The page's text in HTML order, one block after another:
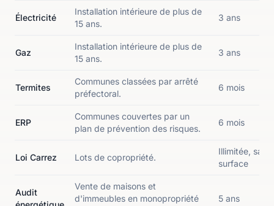
Électricité
Installation intérieure de plus de
15 ans.
3 ans
Gaz
Installation intérieure de plus de
15 ans.
3 ans
Termites
Communes classées par arrêté
préfectoral.
6 mois
ERP
Communes couvertes par un
plan de prévention des risques.
6 mois
Loi Carrez Lots de copropriété.
Illimitée,
surface
Audit
Vente de maisons et
d'immeubles en monopropriété
5 ans